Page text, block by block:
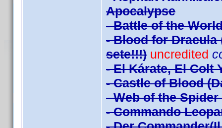
Apocalypse
- Battle of the
- Blood for Dracula
sete!!!) uncredited
- El Kárate, El Colt
- Castle of Blood
- Web of the
- Commando